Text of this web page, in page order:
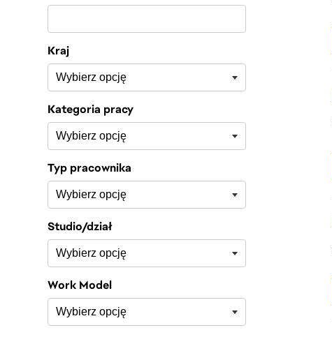
Kraj
Kategoria pracy
Typ pracownika
Studio/dział
Work Model